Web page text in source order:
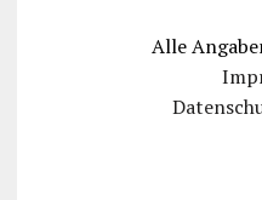
Alle